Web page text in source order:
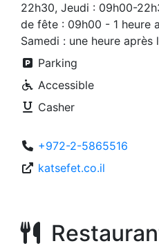
22h30, Jeudi : 09h00-
de fête : 09h00 - 1 heure
Samedi : une heure
Parking
Accessible
Casher
+972-2-5865516
katsefet.co.il